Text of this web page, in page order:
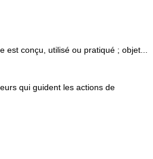
est conçu, utilisé ou pratiqué ; objet...
qui guident les actions de